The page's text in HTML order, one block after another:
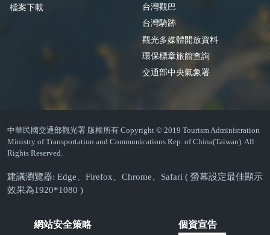
檔案下載
台灣觀巴
台灣騎跡
觀光多媒體開放資料
環保標章旅館查詢
交通部中央氣象署
中華民國交通部觀光署 版權所有 Copyright © 2019 Tourism Administration
Ministry of Transportation and Communications Rep. of China(Taiwan). All
Rights Reserved.
建議瀏覽器: Edge、Firefox、Chrome、Safari ( 螢幕設定最佳顯示
效果為1920*1080 )
網站安全策略 個資宣告